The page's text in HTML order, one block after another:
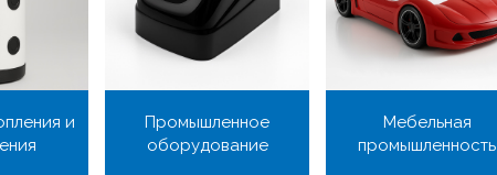
и
Промышленное
оборудование
Мебельная
промышленность